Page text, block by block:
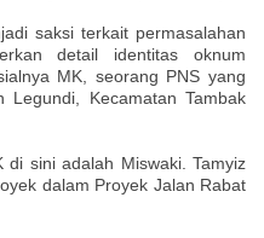
saksi terkait permasalahan
detail identitas oknum
MK, seorang PNS yang
Legundi, Kecamatan Tambak
sini adalah Miswaki. Tamyiz
dalam Proyek Jalan Rabat